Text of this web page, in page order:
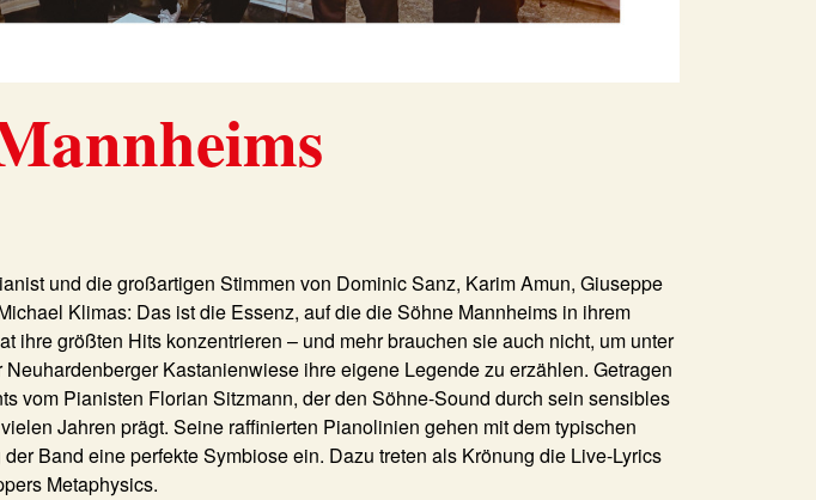
und die großartigen Stimmen von Dominic Sanz, Karim Amun, Giuseppe
Klimas: Das ist die Essenz, auf die dieSöhne Mannheims in ihrem
ihre größten Hits konzentrieren – und mehr brauchen sie auch nicht, um unter
Kastanienwiese ihre eigene Legende zu erzählen. Getragen
vom Pianisten Florian Sitzmann, der den Söhne-Sound durch sein sensibles
Jahren prägt. Seine raffinierten Pianolinien gehen mit dem typischen
Band eine perfekte Symbiose ein. Dazu treten als Krönung die Live-Lyrics
Metaphysics.